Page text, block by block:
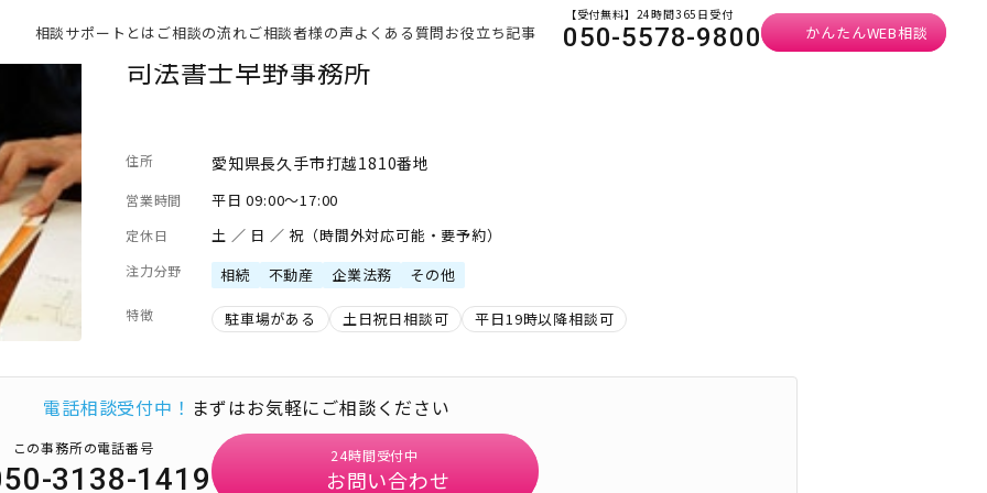
相談サポートとは ご相談の流れご相談者様の声よくある質問お役立ち記事
【受付無料】24時間365日受付
050-5578-9800 かんたんWEB相談
司法書士早野事務所
住所 愛知県長久手市打越1810番地
営業時間 平日 09:00～17:00
定休日 土 ／ 日 ／ 祝（時間外対応可能・要予約）
注力分野 相続 不動産 企業法務 その他
特徴 駐車場がある 土日祝日相談可 平日19時以降相談可
電話相談受付中！ まずはお気軽にご相談ください
この事務所の電話番号
3138-1419
24時間受付中
お問い合わせ